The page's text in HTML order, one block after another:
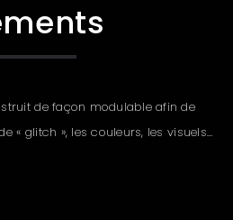
de façon modulable afin de
« glitch », les couleurs, les visuels…